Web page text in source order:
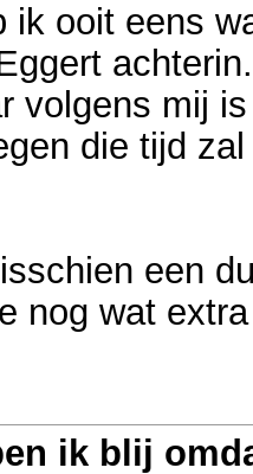
ik ooit eens
volgens mij
die tijd
een
nog wat
ik blij